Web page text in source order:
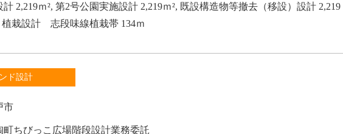
計 2,219ｍ², 第2号公園実施設計 2,219ｍ², 既設構造物等撤去（移設）設計 2,219
植栽設計 志段味線植栽帯 134ｍ
ド設計
市
町ちびっこ広場階段設計業務委託